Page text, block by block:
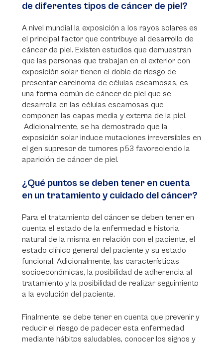
de diferentes tipos de cáncer de piel?
A nivel mundial la exposición a los rayos solares es
el principal factor que contribuye al desarrollo de
cáncer de piel. Existen estudios que demuestran
que las personas que trabajan en el exterior con
exposición solar tienen el doble de riesgo de
presentar carcinoma de células escamosas, es
una forma común de cáncer de piel que se
desarrolla en las células escamosas que
componen las capas media y externa de la piel.
Adicionalmente, se ha demostrado que la
exposición solar induce mutaciones irreversibles en
el gen supresor de tumores p53 favoreciendo la
aparición de cáncer de piel.
¿Qué puntos se deben tener en cuenta
en un tratamiento y cuidado del cáncer?
Para el tratamiento del cáncer se deben tener en
cuenta el estado de la enfermedad e historia
natural de la misma en relación con el paciente, el
estado clínico general del paciente y su estado
funcional. Adicionalmente, las características
socioeconómicas, la posibilidad de adherencia al
tratamiento y la posibilidad de realizar seguimiento
a la evolución del paciente.
Finalmente, se debe tener en cuenta que prevenir y
reducir el riesgo de padecer esta enfermedad
mediante hábitos saludables, conocer los signos y